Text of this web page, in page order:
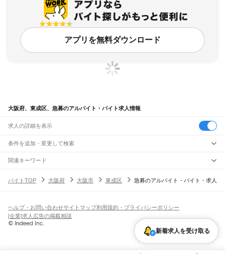
アプリを無料ダウンロード
大阪府、東成区、急募のアルバイト・バイト求人情報
求人の詳細を表示
条件を追加・変更して検索
市区町村を追加・変更
大阪府すべて
生野区旭区城東区阿倍野区 住吉区東住吉区西成区淀川区 鶴見区
平野区北区中央区
駅を追加・変更
島本駅 高槻駅摂津富田駅 JR総持寺駅茨木駅 千里丘駅 岸辺駅吹田駅
新大阪駅大阪駅
JR神戸線(大阪～神戸)
飲食・フードサービス
飲食・フードサービス
ホールスタッフ
皿洗い・洗い場精肉・鮮魚加工
バー（BAR）・バーテンダー
飲食店（店長・マネージャー）
特徴を追加・変更
人気
髪型・髪色自由ひげOKネイルOK
留学生・外国人活躍中
関連キーワード
大阪府 大阪市 東成区 短期間大阪府 大阪市 東成区 高校生
バイトTOP 大阪府 大阪市 東成区 急募のアルバイト・バイト・求人
新着求人を受け取る
ヘルプ・お問い合わせサイトマップ利用規約・プライバシーポリシー
[企業]求人広告の掲載相談